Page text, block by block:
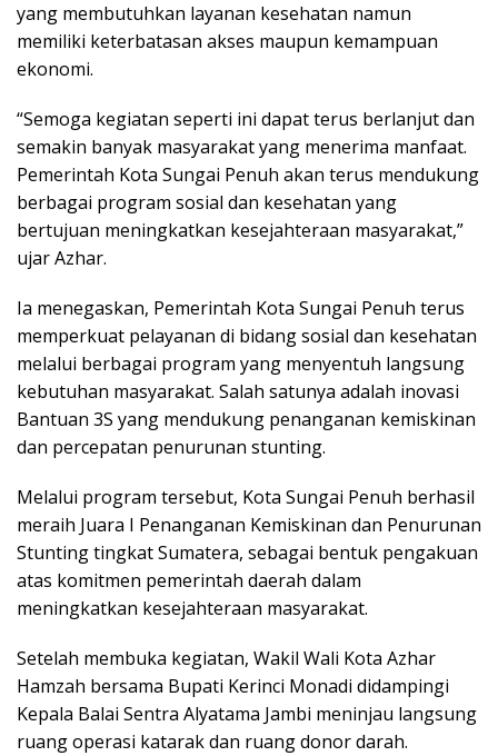
yang membutuhkan layanan kesehatan namun
memiliki keterbatasan akses maupun kemampuan
ekonomi.
“Semoga kegiatan seperti ini dapat terus berlanjut dan
semakin banyak masyarakat yang menerima manfaat.
Pemerintah Kota Sungai Penuh akan terus mendukung
berbagai program sosial dan kesehatan yang
bertujuan meningkatkan kesejahteraan masyarakat,”
ujar Azhar.
Ia menegaskan, Pemerintah Kota Sungai Penuh terus
memperkuat pelayanan di bidang sosial dan kesehatan
melalui berbagai program yang menyentuh langsung
kebutuhan masyarakat. Salah satunya adalah inovasi
Bantuan 3S yang mendukung penanganan kemiskinan
dan percepatan penurunan stunting.
Melalui program tersebut, Kota Sungai Penuh berhasil
meraih Juara I Penanganan Kemiskinan dan Penurunan
Stunting tingkat Sumatera, sebagai bentuk pengakuan
atas komitmen pemerintah daerah dalam
meningkatkan kesejahteraan masyarakat.
Setelah membuka kegiatan, Wakil Wali Kota Azhar
Hamzah bersama Bupati Kerinci Monadi didampingi
Kepala Balai Sentra Alyatama Jambi meninjau langsung
ruang operasi katarak dan ruang donor darah.